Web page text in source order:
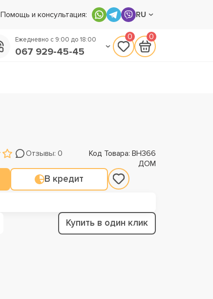
Помощь и консультация: RU
Ежедневно с 9:00 до 18:00
067 929-45-45
0 0
Отзывы: 0 Код Товара: ВН366
ДОМ
В кредит
Купить в один клик